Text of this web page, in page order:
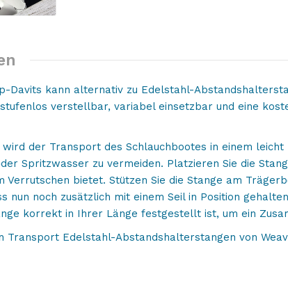
Davits kann alternativ zu Edelstahl-
verstellbar, variabel einsetzbar und eine
der Transport des Schlauchbootes in einem
Spritzwasser zu vermeiden. Platzieren Sie die
bietet. Stützen Sie die Stange am
nun noch zusätzlich mit einem Seil in Position
korrekt in Ihrer Länge festgestellt ist, um ein
Edelstahl-Abstandshalterstangen von